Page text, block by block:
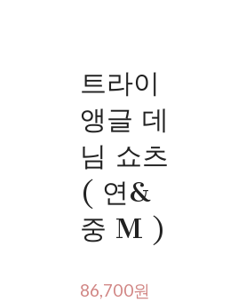
트라이
앵글 데
님 쇼츠
( 연&
중 M )
86,700원